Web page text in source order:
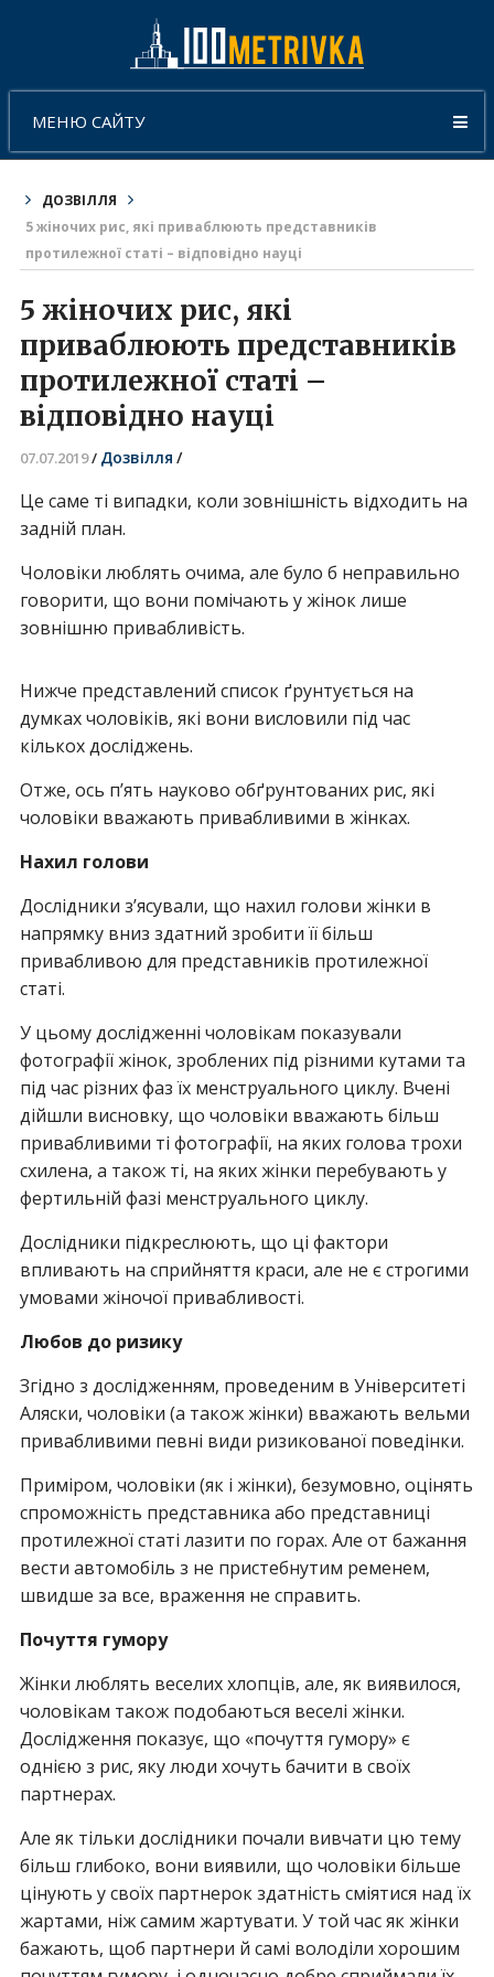
МЕНЮ САЙТУ
ДОЗВІЛЛЯ
5 жіночих рис, які приваблюють представників
протилежної статі – відповідно науці
5 жіночих рис, які
приваблюють представників
протилежної статі –
відповідно науці
07.07.2019/ Дозвілля /
Це саме ті випадки, коли зовнішність відходить на
задній план.
Чоловіки люблять очима, але було б неправильно
говорити, що вони помічають у жінок лише
зовнішню привабливість.
Нижче представлений список ґрунтується на
думках чоловіків, які вони висловили під час
кількох досліджень.
Отже, ось п’ять науково обґрунтованих рис, які
чоловіки вважають привабливими в жінках.
Нахил голови
Дослідники з’ясували, що нахил голови жінки в
напрямку вниз здатний зробити її більш
привабливою для представників протилежної
статі.
У цьому дослідженні чоловікам показували
фотографії жінок, зроблених під різними кутами та
під час різних фаз їх менструального циклу. Вчені
дійшли висновку, що чоловіки вважають більш
привабливими ті фотографії, на яких голова трохи
схилена, а також ті, на яких жінки перебувають у
фертильній фазі менструального циклу.
Дослідники підкреслюють, що ці фактори
впливають на сприйняття краси, але не є строгими
умовами жіночої привабливості.
Любов до ризику
Згідно з дослідженням, проведеним в Університеті
Аляски, чоловіки (а також жінки) вважають вельми
привабливими певні види ризикованої поведінки.
Приміром, чоловіки (як і жінки), безумовно, оцінять
спроможність представника або представниці
протилежної статі лазити по горах. Але от бажання
вести автомобіль з не пристебнутим ременем,
швидше за все, враження не справить.
Почуття гумору
Жінки люблять веселих хлопців, але, як виявилося,
чоловікам також подобаються веселі жінки.
Дослідження показує, що «почуття гумору» є
однією з рис, яку люди хочуть бачити в своїх
партнерах.
Але як тільки дослідники почали вивчати цю тему
більш глибоко, вони виявили, що чоловіки більше
цінують у своїх партнерок здатність сміятися над їх
жартами, ніж самим жартувати. У той час як жінки
бажають, щоб партнери й самі володіли хорошим